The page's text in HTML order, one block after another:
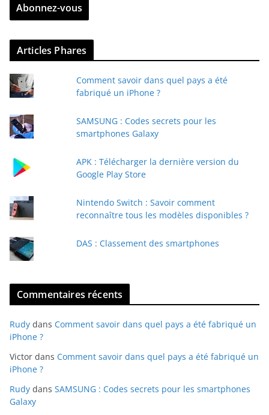
z
v
r
e
e
-
a
Abonnez-vous
Articles Phares
Comment savoir dans quel pays a été
fabriqué un iPhone ?
SAMSUNG : Codes secrets pour les
smartphones Galaxy
APK : Télécharger la dernière version du
Google Play Store
Nintendo Switch : Savoir comment
reconnaître tous les modèles disponibles ?
DAS : Classement des smartphones
Commentaires récents
Rudy dans Comment savoir dans quel pays a été fabriqué un
iPhone ?
Victor dans Comment savoir dans quel pays a été fabriqué un
iPhone ?
Rudy dans SAMSUNG : Codes secrets pour les smartphones
Galaxy